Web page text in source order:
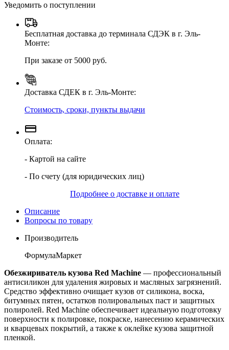
Уведомить о поступлении
Бесплатная доставка до терминала СДЭК в г. Эль-
Монте:
При заказе от 5000 руб.
Доставка СДЕК в г. Эль-Монте:
Стоимость, сроки, пункты выдачи
Оплата:
- Картой на сайте
- По счету (для юридических лиц)
Подробнее о доставке и оплате
Описание
Вопросы по товару
Производитель
ФормулаМаркет
Обезжириватель кузова Red Machine — профессиональный
антисиликон для удаления жировых и масляных загрязнений.
Средство эффективно очищает кузов от силикона, воска,
битумных пятен, остатков полировальных паст и защитных
полиролей. Red Machine обеспечивает идеальную подготовку
поверхности к полировке, покраске, нанесению керамических
и кварцевых покрытий, а также к оклейке кузова защитной
пленкой.